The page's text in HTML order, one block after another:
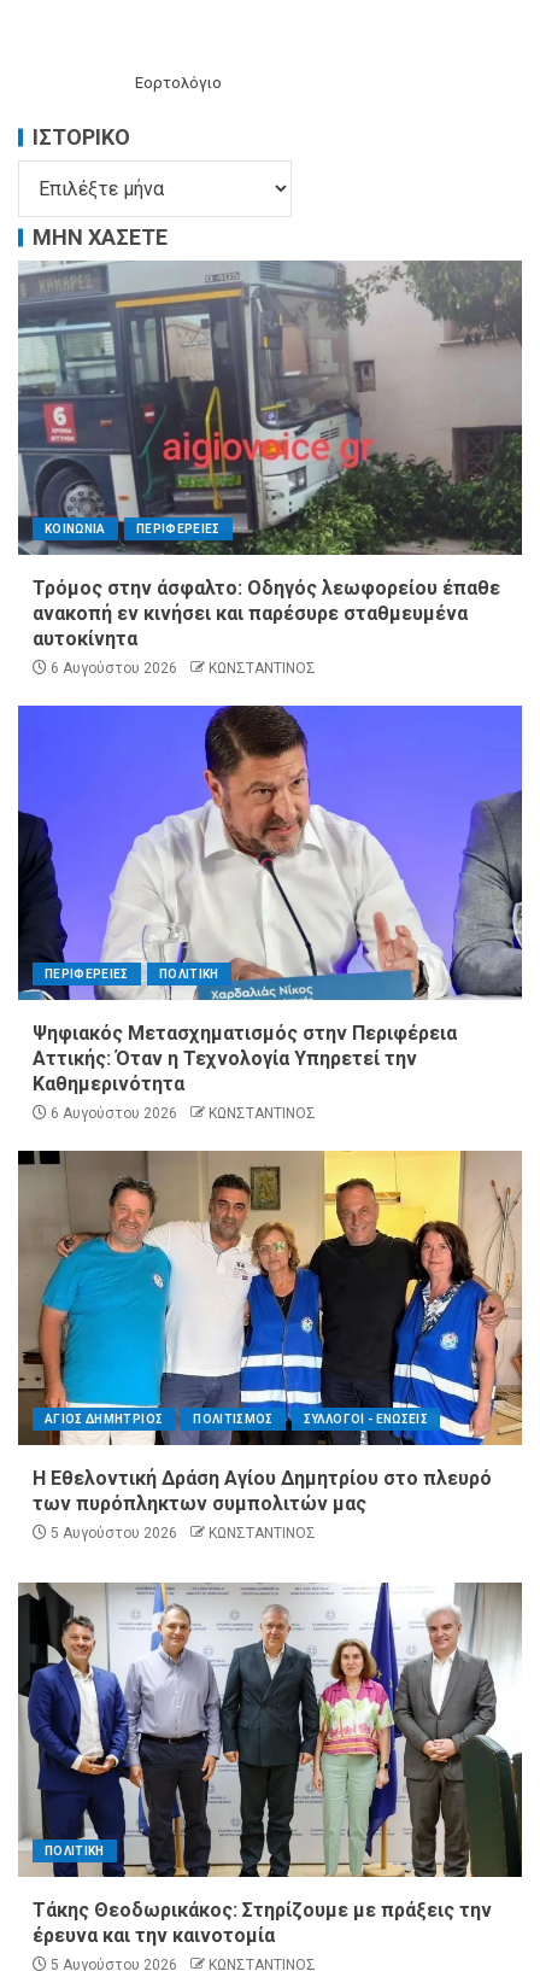
Εορτολόγιο
ΙΣΤΟΡΙΚΌ
ΜΗΝ ΧΑΣΕΤΕ
ΚΟΙΝΩΝΙΑ ΠΕΡΙΦΕΡΕΙΕΣ
Τρόμος στην άσφαλτο: Οδηγός λεωφορείου έπαθε
ανακοπή εν κινήσει και παρέσυρε σταθμευμένα
αυτοκίνητα
6 Αυγούστου 2026 ΚΩΝΣΤΑΝΤΙΝΟΣ
ΠΕΡΙΦΕΡΕΙΕΣ ΠΟΛΙΤΙΚΗ
Ψηφιακός Μετασχηματισμός στην Περιφέρεια
Αττικής: Όταν η Τεχνολογία Υπηρετεί την
Καθημερινότητα
6 Αυγούστου 2026 ΚΩΝΣΤΑΝΤΙΝΟΣ
ΑΓΙΟΣ ΔΗΜΗΤΡΙΟΣ ΠΟΛΙΤΙΣΜΟΣ ΣΥΛΛΟΓΟΙ - ΕΝΩΣΕΙΣ
Η Εθελοντική Δράση Αγίου Δημητρίου στο πλευρό
των πυρόπληκτων συμπολιτών μας
5 Αυγούστου 2026 ΚΩΝΣΤΑΝΤΙΝΟΣ
ΠΟΛΙΤΙΚΗ
Τάκης Θεοδωρικάκος: Στηρίζουμε με πράξεις την
έρευνα και την καινοτομία
5 Αυγούστου 2026 ΚΩΝΣΤΑΝΤΙΝΟΣ